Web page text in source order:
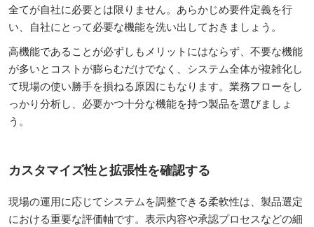
全てが自社に必要とは限りません。あらかじめ要件定義を行
い、自社にとって必要な機能を洗い出しておきましょう。
高機能であることが必ずしもメリットにはならず、不要な機能
が多いとコストが膨らむだけでなく、システム全体が複雑化し
て現場の使い勝手を損ねる原因にもなります。業務フローをし
っかり分析し、必要かつ十分な機能を持つ製品を選びましょ
う。
カスタマイズ性と拡張性を確認する
現場の運用に応じてシステムを調整できる柔軟性は、製品選定
における重要な評価軸です。表示内容や承認プロセスなどの細